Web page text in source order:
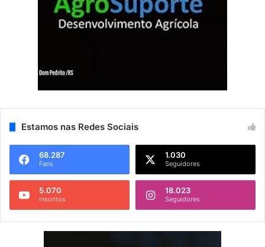
Estamos nas Redes Sociais
68.287
Fans
1.030
Seguidores
5.070
Inscritos
18.023
Seguidores